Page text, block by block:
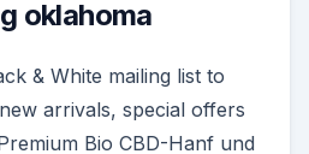
oklahoma
& White mailing list to
arrivals, special offers
Bio CBD-Hanf und